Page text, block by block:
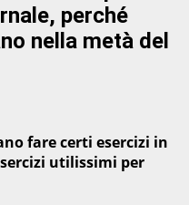
perché
nella metà del
fare certi esercizi in
utilissimi per